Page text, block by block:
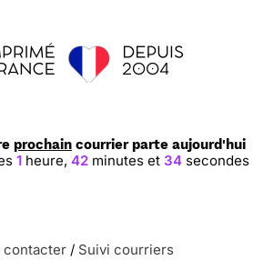
prochain courrier parte aujourd'hui
1heure, 42minutes et 33secondes
contacter / Suivi courriers